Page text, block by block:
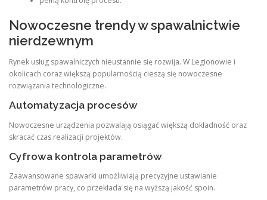
Nowoczesne trendy w spawalnictwie
nierdzewnym
Rynek usług spawalniczych nieustannie się rozwija. W Legionowie i
okolicach coraz większą popularnością cieszą się nowoczesne
rozwiązania technologiczne.
Automatyzacja procesów
Nowoczesne urządzenia pozwalają osiągać większą dokładność oraz
skracać czas realizacji projektów.
Cyfrowa kontrola parametrów
Zaawansowane spawarki umożliwiają precyzyjne ustawianie
parametrów pracy, co przekłada się na wyższą jakość spoin.